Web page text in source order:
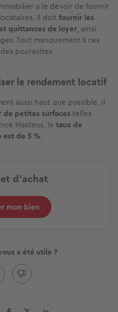
a le devoir de fournir
Il doit fournir les
quittances de loyer, ainsi
Tout manquement à ces
poursuites
le rendement locatif
aussi haut que possible, il
de petites surfacestelles
Masteos, le taux de
de 5 %.
d'achat
mon bien
a été utile ?